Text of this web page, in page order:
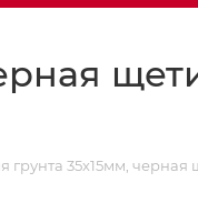
грунта 35х15мм, черная